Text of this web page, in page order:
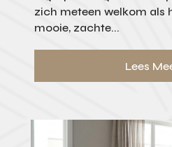
zich meteen welkom als
mooie, zachte...
Lees